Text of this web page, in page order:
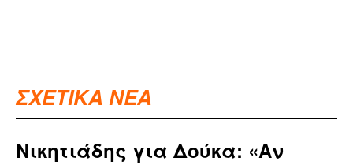
ΣΧΕΤΙΚΑ ΝΕΑ
Νικητιάδης για Δούκα: «Αν